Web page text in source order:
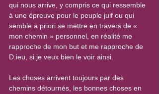
qui nous arrive, y compris ce qui ressemble
à une épreuve pour le peuple juif ou qui
semble a priori se mettre en travers de «
mon chemin » personnel, en réalité me
rapproche de mon but et me rapproche de
D.ieu, si je veux bien le voir ainsi.
Les choses arrivent toujours par des
chemins détournés, les bonnes choses en